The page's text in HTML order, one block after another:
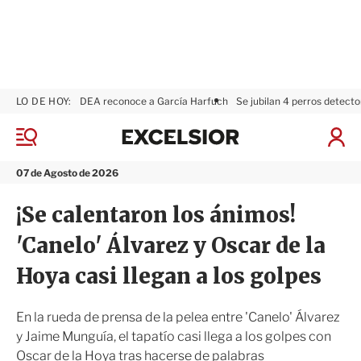
M
n
07 de Agosto de 2026
LO DE HOY: DEA reconoce a García Harfuch Se jubilan 4 perros
I
ó
x
s
i
r
¡Se calentaron los ánimos!
'Canelo' Álvarez y Oscar de la
Hoya casi llegan a los golpes
En la rueda de prensa de la pelea entre 'Canelo' Álvarez
y Jaime Munguía, el tapatío casi llega a los golpes con
Oscar de la Hoya tras hacerse de palabras